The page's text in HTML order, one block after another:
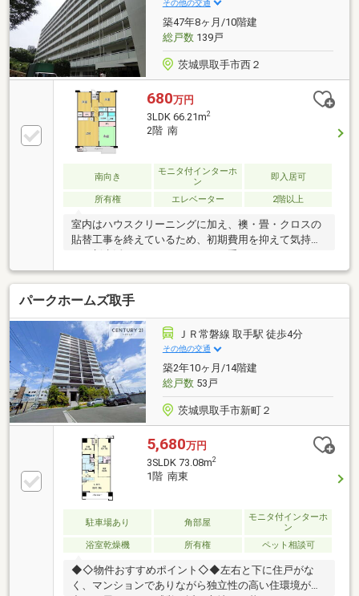
ください♪／◆当日はもちろん、お仕事終わりの夜間
やスキマ時間など短時間でもご案内可能♪◆ご自宅や
最寄り駅などへのご送迎もお任せください！
その他の交通
築47年8ヶ月/10階建
総戸数139戸
茨城県取手市西２
680万円
3LDK 66.21m2
2階 南
南向き
モニタ付インターホ
ン
即入居可
所有権 エレベーター 2階以上
室内はハウスクリーニングに加え、襖・畳・クロスの
貼替工事を終えているため、初期費用を抑えて気持ち
スト： 家計に優しく経済的な「都市ガス」に対応使い
やすい3LDK： 独立性の高い洋室2部屋と、のんびり寛
げる和室を完備快適なマンション設備： 上下階の移動
がスムーズで負担の少ないエレベーター付き即時引渡
可能： 現在は空室のため、即時のご案内やご入居の相
談も可能です■■■周辺施設■■■JR常磐線取手駅 約
1.5kｍ取手西小学校 約1.4km取手第二中学校 約
1.2km西友取手駅前店 約1.4km取手中央病院 約
2.7km
パークホームズ取手
ＪＲ常磐線 取手駅 徒歩4分
その他の交通
築2年10ヶ月/14階建
総戸数53戸
茨城県取手市新町２
5,680万円
3SLDK 73.08m2
1階 南東
駐車場あり 角部屋
モニタ付インターホ
ン
浴室乾燥機
所有権 ペット相談可
◆◇物件おすすめポイント◇◆左右と下に住戸がな
く、マンションでありながら独立性の高い住環境が魅